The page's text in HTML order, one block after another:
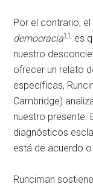
Por el contrario,
democracia11 es
nuestro
ofrecer un relato
específicas,
Cambridge)
nuestro presente.
diagnósticos
está de acuerdo
Runciman